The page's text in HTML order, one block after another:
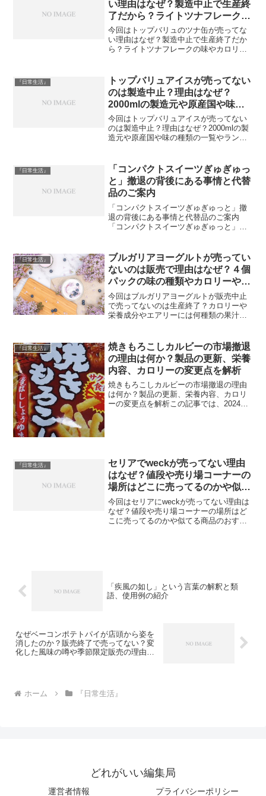
い理由はなぜ？製造中止で生産終
了だから？ライトツナフレークの
味やカロリーや栄養成分や缶やパ
ウチの値段や離乳食はおすすめ？
今回はトップバリュのツナ缶が売ってな
い理由はなぜ？製造中止で生産終了だか
ら？ライトツナフレークの味やカロリー
ップバリュのツナ缶が2023年6月現在は売
っていませんとの情...
『日常生活』
トップバリュアイスが売ってない
のは製造中止？理由はなぜ？
2000mlの製造元や原産国や味の
種類の一覧やランキングやアレン
ジレシピやどこに売ってるの？
今回はトップバリュアイスが売ってない
のは製造中止？理由はなぜ？2000mlの製
造元や原産国や味の種類の一覧やランキ
ュアイスが2023年7月現在は売っていませ
んとの情報が...
『日常生活』
「コンパクトスイーツぎゅぎゅっ
と」撤退の背後にある事情と代替
品のご案内
「コンパクトスイーツぎゅぎゅっと」撤
退の背後にある事情と代替品のご案内
「コンパクトスイーツぎゅぎゅっと」と
しょう。アイスクリーム好きならずと
も、その魅力に引き込まれる商...
『日常生活』
ブルガリアヨーグルトが売ってい
ないのは販売で理由はなぜ？４個
パックの味の種類やカロリーや鉄
分や栄養成分や価格は？
今回はブルガリアヨーグルトが販売中止
で売ってないのは生産終了？カロリーや
栄養成分やエアリーには何種類の果汁が
っていませんとの情報がありました。な
ので販売中止や廃盤...
『日常生活』
焼きもろこしカルビーの市場撤退
の理由は何か？製品の更新、栄養
内容、カロリーの変更点を解析
焼きもろこしカルビーの市場撤退の理由
は何か？製品の更新、栄養内容、カロリ
ーの変更点を解析この記事では、2024年1
『日常生活』
セリアでweckが売ってない理由
はなぜ？値段や売り場コーナーの
場所はどこに売ってるのかや似て
る商品のおすすめはどこで売って
るの？
今回はセリアにweckが売ってない理由は
なぜ？値段や売り場コーナーの場所はど
こに売ってるのかや似てる商品のおすす
「疾風の如し」という言葉の解釈と類
語、使用例の紹介
なぜベーコンポテトパイが店頭から姿を
消したのか？販売終了で売ってない？変
化した風味の噂や季節限定販売の理由、
ホーム 『日常生活』
どれがいい編集局
運営者情報 プライバシーポリシー